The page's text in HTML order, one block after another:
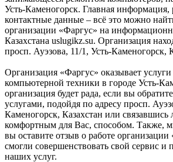
Усть-Каменогорск. Главная информация,
контактные данные – всё это можно
организации «Фаргус» на
Казахстана uslugikz.su. Организация
просп. Ауэзова, 11/1, Усть-Каменогорск,
Организация «Фаргус» оказывает
компьютерной техники в городе Усть-
организация будет рада, если вы
услугами, подойдя по адресу просп.
Каменогорск, Казахстан или
комфортным для Вас, способом. Также,
вы оставите отзыв о работе
смогли совершенствовать свой сервис и
наших услуг.